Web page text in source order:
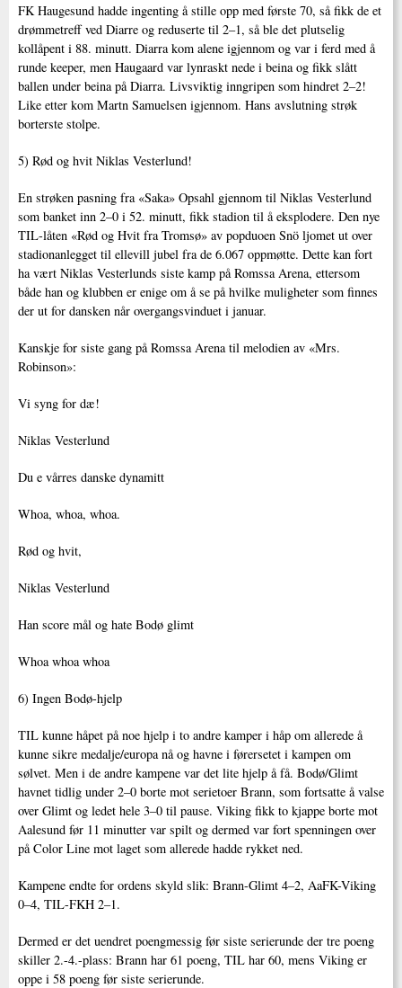
FK Haugesund hadde ingenting å stille opp med første 70, så fikk de et
drømmetreff ved Diarre og reduserte til 2–1, så ble det plutselig
kollåpent i 88. minutt. Diarra kom alene igjennom og var i ferd med å
runde keeper, men Haugaard var lynraskt nede i beina og fikk slått
ballen under beina på Diarra. Livsviktig inngripen som hindret 2–2!
Like etter kom Martn Samuelsen igjennom. Hans avslutning strøk
borterste stolpe.
5) Rød og hvit Niklas Vesterlund!
En strøken pasning fra «Saka» Opsahl gjennom til Niklas Vesterlund
som banket inn 2–0 i 52. minutt, fikk stadion til å eksplodere. Den nye
TIL-låten «Rød og Hvit fra Tromsø» av popduoen Snö ljomet ut over
stadionanlegget til ellevill jubel fra de 6.067 oppmøtte. Dette kan fort
ha vært Niklas Vesterlunds siste kamp på Romssa Arena, ettersom
både han og klubben er enige om å se på hvilke muligheter som finnes
der ut for dansken når overgangsvinduet i januar.
Kanskje for siste gang på Romssa Arena til melodien av «Mrs.
Robinson»:
Vi syng for dæ!
Niklas Vesterlund
Du e vårres danske dynamitt
Whoa, whoa, whoa.
Rød og hvit,
Niklas Vesterlund
Han score mål og hate Bodø glimt
Whoa whoa whoa
6) Ingen Bodø-hjelp
TIL kunne håpet på noe hjelp i to andre kamper i håp om allerede å
kunne sikre medalje/europa nå og havne i førersetet i kampen om
sølvet. Men i de andre kampene var det lite hjelp å få. Bodø/Glimt
havnet tidlig under 2–0 borte mot serietoer Brann, som fortsatte å valse
over Glimt og ledet hele 3–0 til pause. Viking fikk to kjappe borte mot
Aalesund før 11 minutter var spilt og dermed var fort spenningen over
på Color Line mot laget som allerede hadde rykket ned.
Kampene endte for ordens skyld slik: Brann-Glimt 4–2, AaFK-Viking
0–4, TIL-FKH 2–1.
Dermed er det uendret poengmessig før siste serierunde der tre poeng
skiller 2.-4.-plass: Brann har 61 poeng, TIL har 60, mens Viking er
oppe i 58 poeng før siste serierunde.